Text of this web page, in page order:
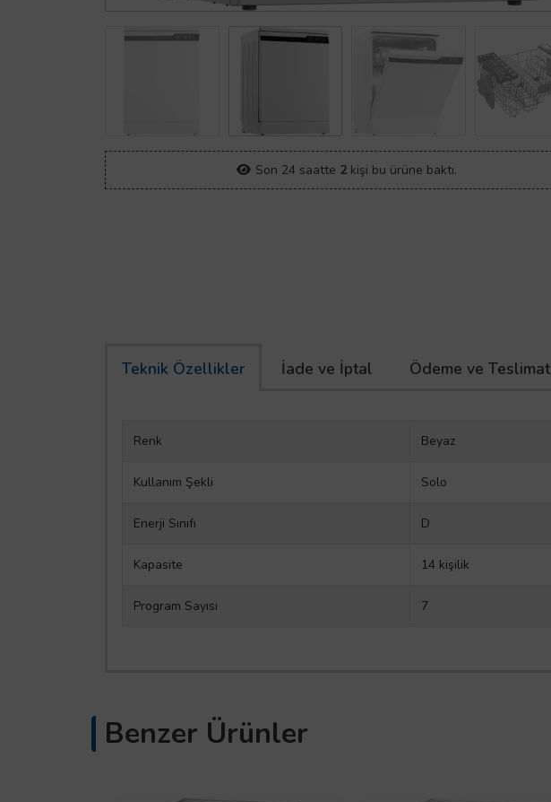
Son 24 saatte 2 kişi bu ürüne baktı.
Teknik Özellikler İade ve İptal Ödeme ve Teslimat
Renk Beyaz
Kullanım Şekli Solo
Enerji Sınıfı D
Kapasite 14 kişilik
Program Sayısı 7
Benzer Ürünler